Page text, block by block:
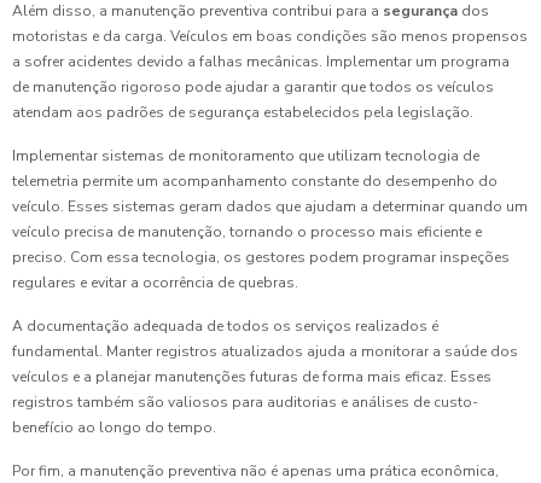
Além disso, a manutenção preventiva contribui para a segurança dos
motoristas e da carga. Veículos em boas condições são menos propensos
a sofrer acidentes devido a falhas mecânicas. Implementar um programa
de manutenção rigoroso pode ajudar a garantir que todos os veículos
atendam aos padrões de segurança estabelecidos pela legislação.
Implementar sistemas de monitoramento que utilizam tecnologia de
telemetria permite um acompanhamento constante do desempenho do
veículo. Esses sistemas geram dados que ajudam a determinar quando um
veículo precisa de manutenção, tornando o processo mais eficiente e
preciso. Com essa tecnologia, os gestores podem programar inspeções
regulares e evitar a ocorrência de quebras.
A documentação adequada de todos os serviços realizados é
fundamental. Manter registros atualizados ajuda a monitorar a saúde dos
veículos e a planejar manutenções futuras de forma mais eficaz. Esses
registros também são valiosos para auditorias e análises de custo-
benefício ao longo do tempo.
Por fim, a manutenção preventiva não é apenas uma prática econômica,